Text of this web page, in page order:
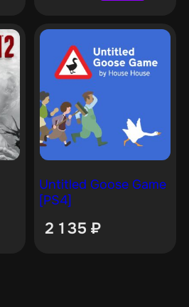
Untitled Goose Game
[PS4]
2 135 ₽